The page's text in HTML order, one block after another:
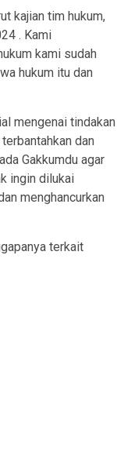
kajian tim hukum,
. Kami
kami sudah
hukum itu dan
mengenai tindakan
dan
Gakkumdu agar
ingin dilukai
menghancurkan
terkait